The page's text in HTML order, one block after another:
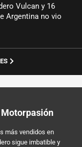
Vulcan y 16
Argentina no vio
Motorpasión
más vendidos en
sigue imbatible y